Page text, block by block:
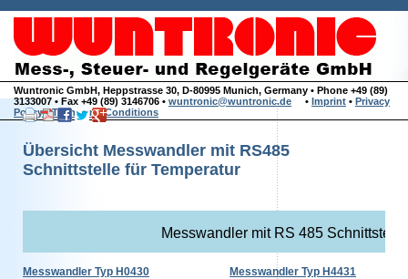
Wuntronic GmbH, Heppstrasse 30, D-80995 Munich, Germany • Phone +49 (89)
3133007 • Fax +49 (89) 3146706 • wuntronic@wuntronic.de • Imprint • Privacy
Policy•Terms and Conditions
Übersicht Messwandler mit RS485
Schnittstelle für Temperatur
Messwandler mit RS 485
Messwandler Typ H0430 Messwandler Typ H4431